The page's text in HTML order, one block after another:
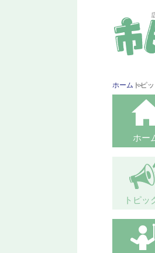
ホーム トピ
ホー
トピッ